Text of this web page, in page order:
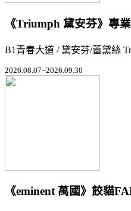
《Triumph 黛安芬》專
B1青春大道 / 黛安芬/蕾黛絲
2026.08.07~2026.09.30
《eminent 萬國》餃貓